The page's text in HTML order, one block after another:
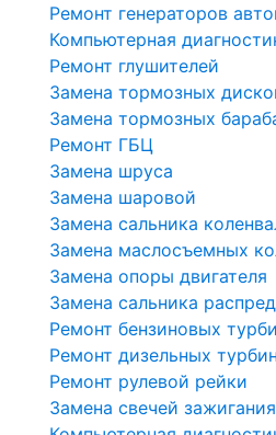
Ремонт генераторов
Компьютерная
Ремонт глушителей
Замена тормозных
Замена тормозных
Ремонт ГБЦ
Замена шруса
Замена шаровой
Замена сальника
Замена маслосъемных
Замена опоры двигателя
Замена сальника
Ремонт бензиновых
Ремонт дизельных турбин
Ремонт рулевой рейки
Замена свечей зажигания